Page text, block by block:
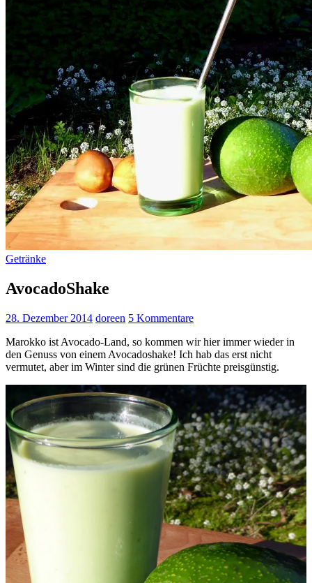
Getränke
AvocadoShake
28. Dezember 2014 doreen 5 Kommentare
Marokko ist Avocado-Land, so kommen wir hier immer wieder in
den Genuss von einem Avocadoshake! Ich hab das erst nicht
vermutet, aber im Winter sind die grünen Früchte preisgünstig.